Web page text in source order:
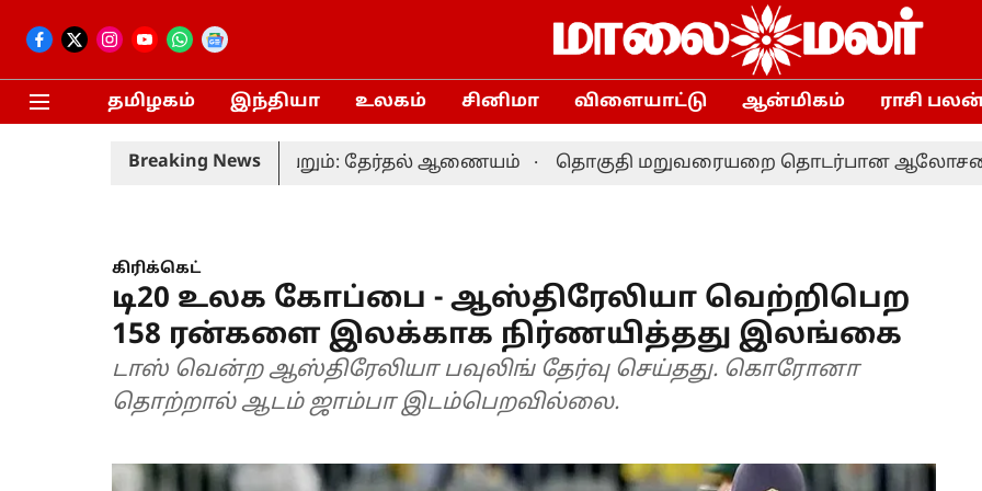
தமிழகம் இந்தியா உலகம் சினிமா விளையாட்டு ஆன்மிகம் ராசி
Breaking News
வரும் 20-ம் தேதி நடைபெறும்: தேர்தல் ஆணையம் தொகுதி மறுவரையறை தொடர்பான ஆலோசனை:
கிரிக்கெட்
டி20 உலக கோப்பை - ஆஸ்திரேலியா வெற்றிபெற
158 ரன்களை இலக்காக நிர்ணயித்தது இலங்கை
டாஸ் வென்ற ஆஸ்திரேலியா பவுலிங் தேர்வு செய்தது. கொரோனா
தொற்றால் ஆடம் ஜாம்பா இடம்பெறவில்லை.